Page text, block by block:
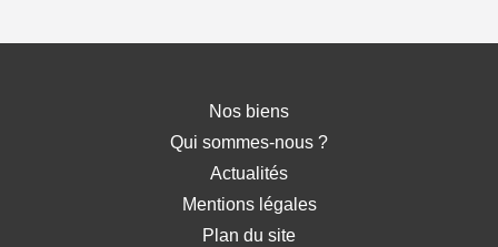
Nos biens
Qui sommes-nous ?
Actualités
Mentions légales
Plan du site